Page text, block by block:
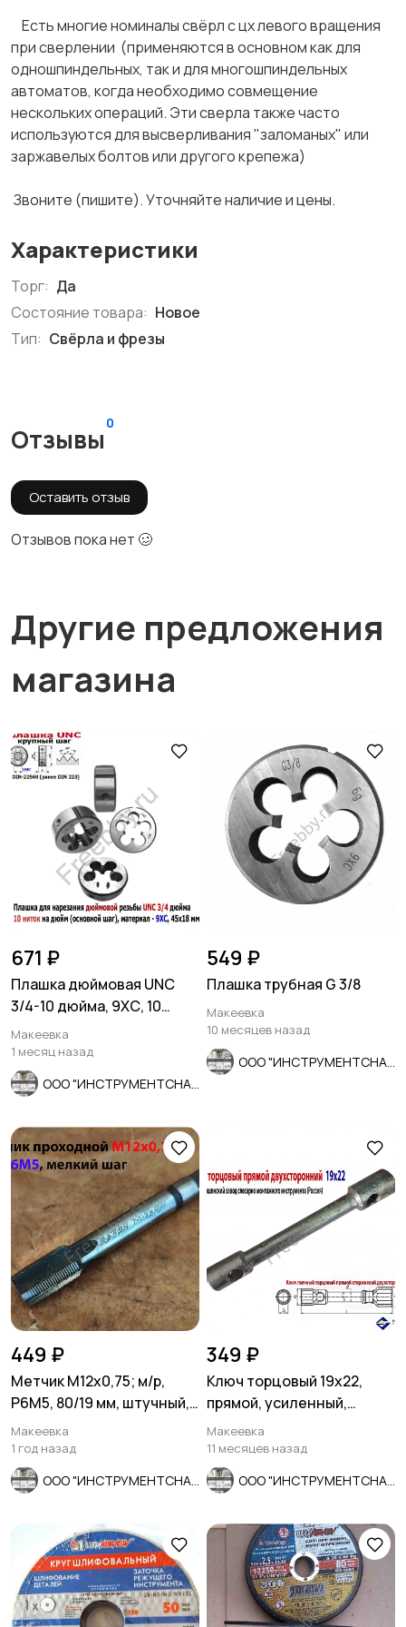
Есть многие номиналы свёрл с цх левого вращения
при сверлении (применяются в основном как для
одношпиндельных, так и для многошпиндельных
автоматов, когда необходимо совмещение
нескольких операций. Эти сверла также часто
используются для высверливания "заломаных" или
заржавелых болтов или другого крепежа)
Звоните (пишите). Уточняйте наличие и цены.
Характеристики
Торг: Да
Состояние товара: Новое
Тип: Свёрла и фрезы
Отзывы
0
Оставить отзыв
Отзывов пока нет 🥴
Другие предложения
магазина
671 ₽
Плашка дюймовая UNC
3/4-10 дюйма, 9ХС, 10
ниток на дюйм, 45/18 мм.
Макеевка
1 месяц назад
549 ₽
Плашка трубная G 3/8
Макеевка
10 месяцев назад
449 ₽
Метчик М12х0,75; м/р,
Р6М5, 80/19 мм, штучный,
мелкий шаг, шлифов.
Макеевка
1 год назад
349 ₽
Ключ торцовый 19х22,
прямой, усиленный,
стержневой, КЗСМИ,
Россия.
Макеевка
11 месяцев назад